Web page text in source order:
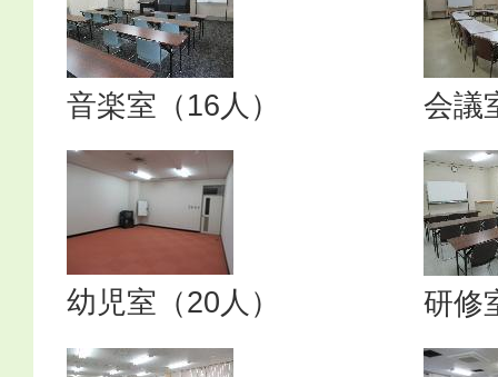
音楽室（16人） 会議
幼児室（20人） 研修